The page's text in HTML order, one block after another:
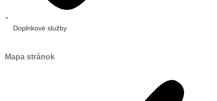
Doplnkové služby
Mapa stránok